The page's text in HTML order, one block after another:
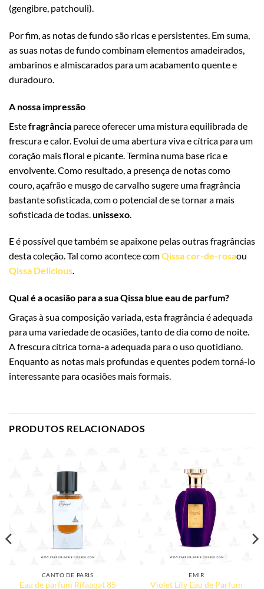
(gengibre, patchouli).
Por fim, as notas de fundo são ricas e persistentes. Em suma,
as suas notas de fundo combinam elementos amadeirados,
ambarinos e almiscarados para um acabamento quente e
duradouro.
A nossa impressão
Estefragrância parece oferecer uma mistura equilibrada de
frescura e calor. Evolui de uma abertura viva e cítrica para um
coração mais floral e picante. Termina numa base rica e
envolvente. Como resultado, a presença de notas como
couro, açafrão e musgo de carvalho sugere uma fragrância
bastante sofisticada, com o potencial de se tornar a mais
sofisticada de todas. unissexo
E é possível que também se apaixone pelas outras fragrâncias
desta coleção. Tal como acontece comQissa cor-de-rosaou
Qissa Delicious.
Qual é a ocasião para a sua Qissa blue eau de parfum?
Graças à sua composição variada, esta fragrância é adequada
para uma variedade de ocasiões, tanto de dia como de noite.
A frescura cítrica torna-a adequada para o uso quotidiano.
Enquanto as notas mais profundas e quentes podem torná-lo
interessante para ocasiões mais formais.
PRODUTOS RELACIONADOS
CANTO DE PARIS
Eau de parfum Rifaaqat 85
EMIR
Violet Lily Eau de Parfum